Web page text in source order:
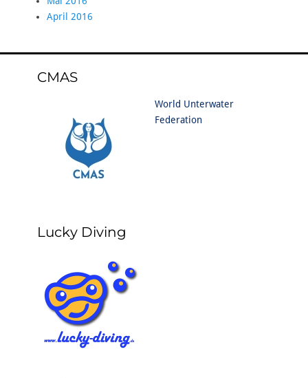
April 2016
CMAS
World Unterwater
Federation
Lucky Diving